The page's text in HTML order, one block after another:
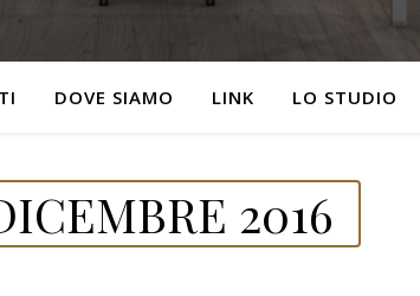
DOVE SIAMO LINK LO STUDIO
2016